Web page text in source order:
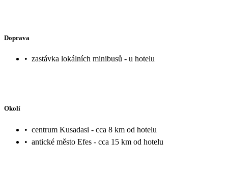
Doprava
• zastávka lokálních minibusů - u hotelu
Okolí
• centrum Kusadasi - cca 8 km od hotelu
• antické město Efes - cca 15 km od hotelu